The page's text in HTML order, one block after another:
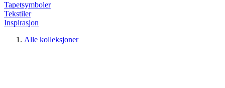
Tapetsymboler
Tekstiler
Inspirasjon
Alle kolleksjoner